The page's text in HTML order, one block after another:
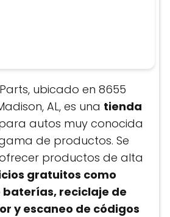
ubicado en 8655
AL, es una tienda
autos muy conocida
de productos. Se
productos de alta
gratuitos como
reciclaje de
y escaneo de códigos